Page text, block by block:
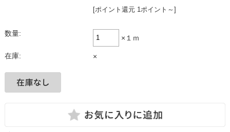
[ポイント還元 1ポイント～]
数量:
×１ｍ
在庫: ×